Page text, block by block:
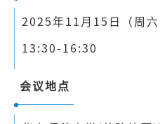
2025年11月15日（周六
13:30-16:30
会议地点